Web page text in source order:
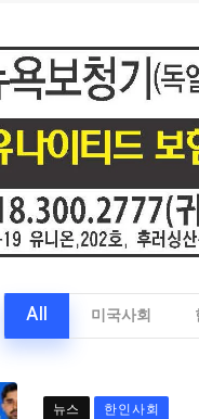
All 미국사회
뉴스 한인사회